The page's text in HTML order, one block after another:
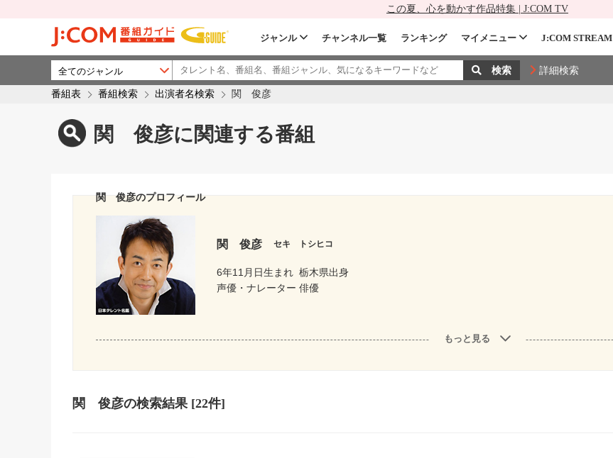
この夏、心を動かす作品特集 | J:COM TV
ジャンル チャンネル一覧 ランキング マイメニュー J:COM STREAM
詳細検索
番組表 番組検索 出演者名検索 関 俊彦
関 俊彦に関連する番組
関 俊彦のプロフィール
関 俊彦 セキ トシヒコ
6年11月日生まれ 栃木県出身
声優・ナレーター 俳優
もっと見る
関 俊彦の検索結果 [22件]